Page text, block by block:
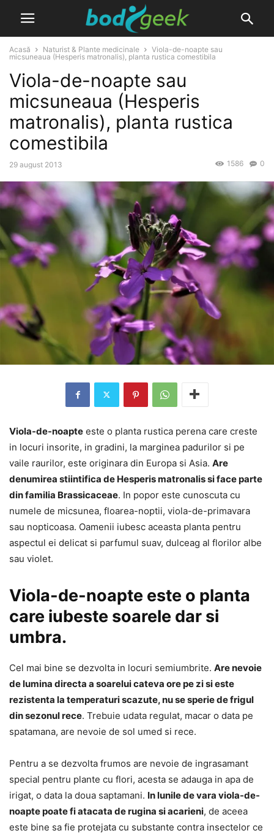
Acasă Naturist & Plante medicinale
Viola-de-noapte sau
micsuneaua (Hesperis matronalis), planta rustica comestibila
Viola-de-noapte sau
micsuneaua (Hesperis
matronalis), planta rustica
comestibila
29 august 2013 0
1586
Viola-de-noapte este o planta rustica perena care creste
in locuri insorite, in gradini, la marginea padurilor si pe
vaile raurilor, este originara din Europa si Asia. Are
denumirea stiintifica de Hesperis matronalis si face parte
din familia Brassicaceae. In popor este cunoscuta cu
numele de micsunea, floarea-noptii, viola-de-primavara
sau nopticoasa. Oamenii iubesc aceasta planta pentru
aspectul ei delicat si parfumul suav, dulceag al florilor albe
sau violet.
Viola-de-noapte este o planta
care iubeste soarele dar si
umbra.
Cel mai bine se dezvolta in locuri semiumbrite. Are nevoie
de lumina directa a soarelui cateva ore pe zi si este
rezistenta la temperaturi scazute, nu se sperie de frigul
din sezonul rece. Trebuie udata regulat, macar o data pe
spatamana, are nevoie de sol umed si rece.
Pentru a se dezvolta frumos are nevoie de ingrasamant
special pentru plante cu flori, acesta se adauga in apa de
irigat, o data la doua saptamani. In lunile de vara viola-de-
noapte poate fi atacata de rugina si acarieni, de aceea
este bine sa fie protejata cu substante contra insectelor ce